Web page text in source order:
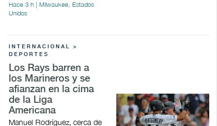
Hace 3 h | Milwaukee, Estados
Unidos
INTERNACIONAL >
DEPORTES
Los Rays barren a
los Marineros y se
afianzan en la cima
de la Liga
Americana
Manuel Rodríguez, cerca de